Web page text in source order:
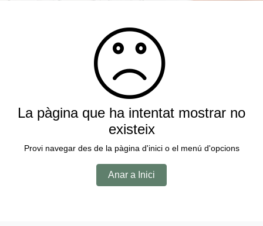
La pàgina que ha intentat mostrar no
existeix
Provi navegar des de la pàgina d'inici o el menú d'opcions
Anar a Inici